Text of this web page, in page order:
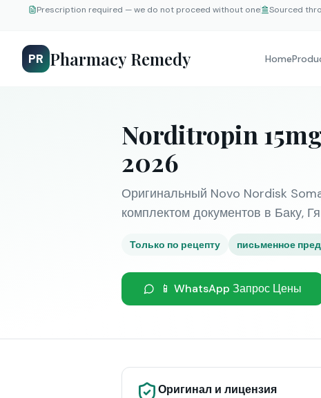
Prescription required — we do not proceed without one Sourced
PR Pharmacy Remedy Home
Norditropin
2026
Оригинальный Novo Nordisk
комплектом документов в Баку,
Только по рецепту письменное
📱 WhatsApp Запрос Цены
Оригинал и лицензия